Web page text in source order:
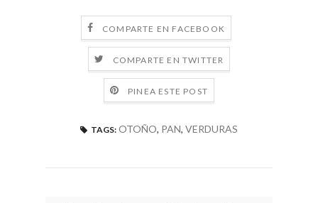
COMPARTE EN FACEBOOK
COMPARTE EN TWITTER
PINEA ESTE POST
TAGS: OTOÑO, PAN, VERDURAS